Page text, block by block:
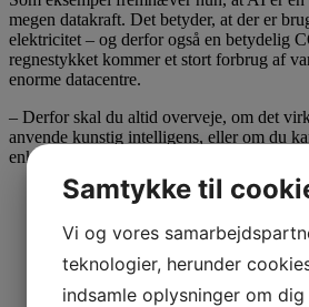
megen datakraft. Det betyder, at der er
elektricitet – og derfor også en betydelig
regnestykket kommer et stort forbrug af
enorme datacentre.
– Derfor skal du altid overveje, om det
anvende kunstig intelligens, eller om du
enklere og mindre ressourcekrævende
– Dette forløb er helt på sin plads,
bygge oven på, siger Mette.
Samtykke til
Vi og vores
teknologier, herunder
indsamle oplysninger om